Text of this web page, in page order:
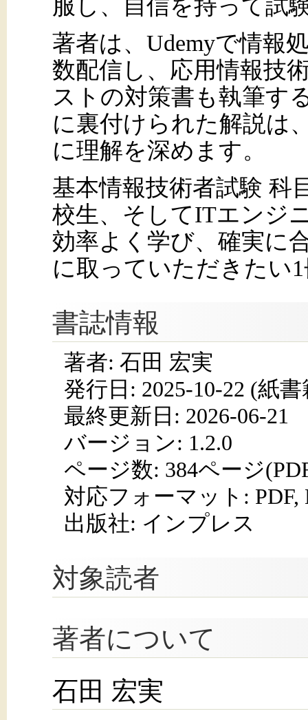
服し、自信を持って試
著者は、Udemyで情報
数配信し、応用情報技
ストの対策書も執筆す
に裏付けられた解説は
に理解を深めます。
基本情報技術者試験 科
校生、そしてITエンジ
効率よく学び、確実に
に取っていただきたい
書誌情報
著者: 石田 宏実
発行日: 2025-10-22 (紙書
最終更新日: 2026-06-21
バージョン: 1.2.0
ページ数: 384ページ
対応フォーマット: PDF,
出版社: インプレス
対象読者
著者について
石田 宏実